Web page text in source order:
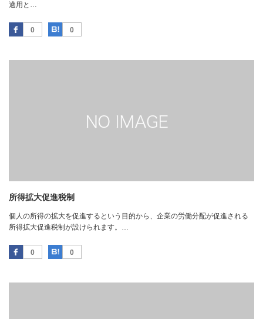
適用と…
0
Facebook 0
はてなブックマーク
所得拡大促進税制
個人の所得の拡大を促進するという目的から、企業の労働分配が促進される
所得拡大促進税制が設けられます。…
0
Facebook 0
はてなブックマーク